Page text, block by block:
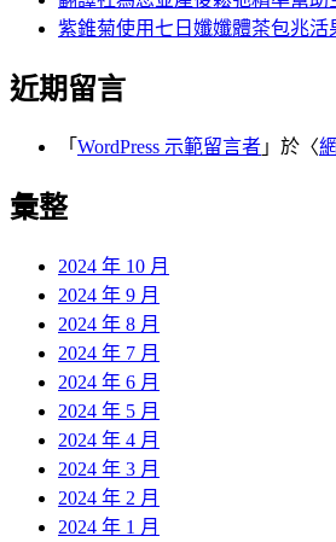
紫錐菊使用七日孅孅體茶包兆
近期留言
「 WordPress 示範留言者 」於〈
彙整
2024 年 10 月
2024 年 9 月
2024 年 8 月
2024 年 7 月
2024 年 6 月
2024 年 5 月
2024 年 4 月
2024 年 3 月
2024 年 2 月
2024 年 1 月